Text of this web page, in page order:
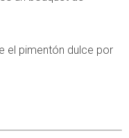
el pimentón dulce por